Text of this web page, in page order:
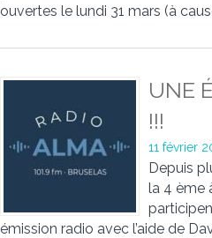
ouvertes le lundi 31 mars (à
UNE
!!!
11 février
Depuis
la 4 ème
émission radio avec l’aide de